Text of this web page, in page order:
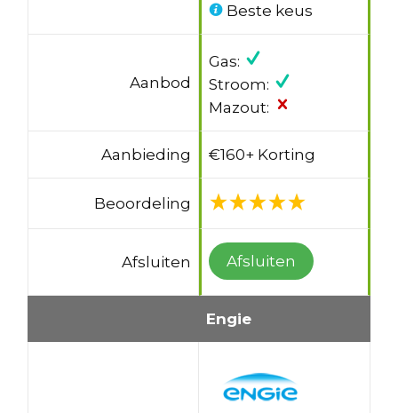
Beste keus
Aanbod
Gas:
Stroom:
Mazout:
Aanbieding €160+ Korting
Beoordeling
Afsluiten Afsluiten
Engie